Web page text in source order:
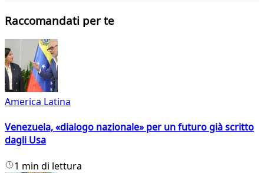
Raccomandati per te
America Latina
Venezuela, «dialogo nazionale» per un futuro già scritto
dagli Usa
1 min di lettura